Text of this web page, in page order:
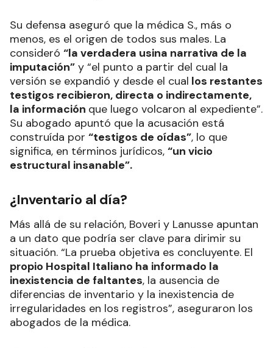
Su defensa aseguró que la médica S., más o
menos, es el origen de todos sus males. La
consideró “la verdadera usina narrativa de la
imputación” y “el punto a partir del cual la
versión se expandió y desde el cual los restantes
testigos recibieron, directa o indirectamente,
la información que luego volcaron al expediente”.
Su abogado apuntó que la acusación está
construída por “testigos de oídas”, lo que
significa, en términos jurídicos, “un vicio
estructural insanable”.
¿Inventario al día?
Más allá de su relación, Boveri y Lanusse apuntan
a un dato que podría ser clave para dirimir su
situación. “La prueba objetiva es concluyente. El
propio Hospital Italiano ha informado la
inexistencia de faltantes, la ausencia de
diferencias de inventario y la inexistencia de
irregularidades en los registros”, aseguraron los
abogados de la médica.